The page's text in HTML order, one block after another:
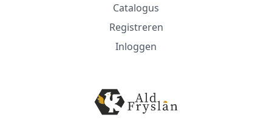
Catalogus
Registreren
Inloggen